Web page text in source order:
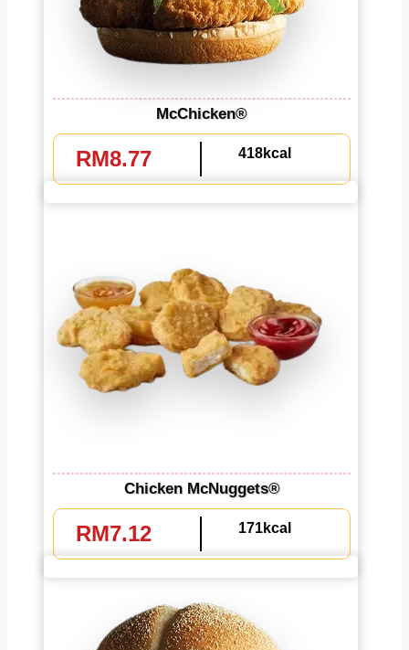
McChicken®
RM8.77 418kcal
Chicken McNuggets®
RM7.12 171kcal